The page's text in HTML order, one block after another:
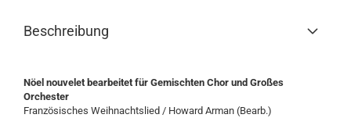
Beschreibung
Nöel nouvelet bearbeitet für Gemischten Chor und Großes
Orchester
Französisches Weihnachtslied / Howard Arman (Bearb.)